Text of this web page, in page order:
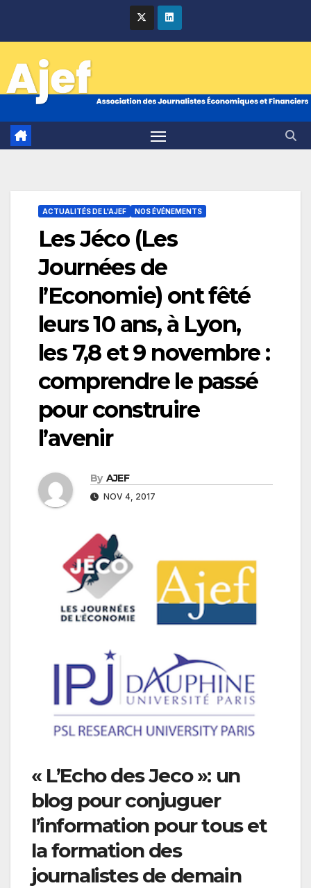
ACTUALITÉS DE L'AJEF NOS ÉVÉNEMENTS
Les Jéco (Les
Journées de
l’Economie) ont fêté
leurs 10 ans, à Lyon,
les 7,8 et 9 novembre :
comprendre le passé
pour construire
l’avenir
By AJEF
NOV 4, 2017
« L’Echo des Jeco »: un
blog pour conjuguer
l’information pour tous et
la formation des
journalistes de demain